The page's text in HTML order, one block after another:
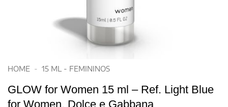
HOME - 15 ML - FEMININOS
GLOW for Women 15 ml – Ref. Light Blue
for Women, Dolce e Gabbana